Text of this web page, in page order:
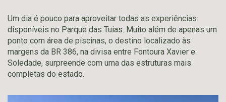
Um dia é pouco para aproveitar todas as experiências
disponíveis no Parque das Tuias. Muito além de apenas um
ponto com área de piscinas, o destino localizado às
margens da BR 386, na divisa entre Fontoura Xavier e
Soledade, surpreende com uma das estruturas mais
completas do estado.